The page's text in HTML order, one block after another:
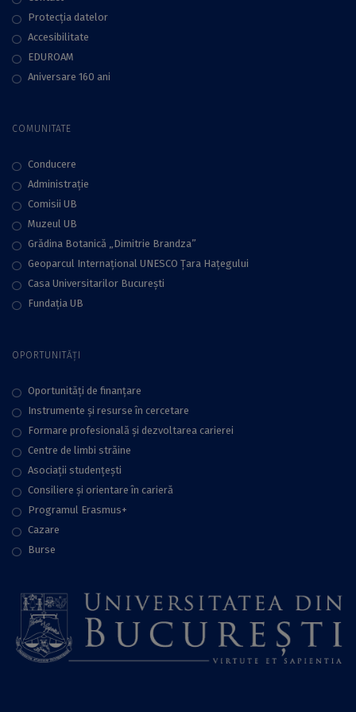
Protecţia datelor
Accesibilitate
EDUROAM
Aniversare 160 ani
COMUNITATE
Conducere
Administraţie
Comisii UB
Muzeul UB
Grădina Botanică „Dimitrie Brandza”
Geoparcul Internațional UNESCO Țara Hațegului
Casa Universitarilor București
Fundaţia UB
OPORTUNITĂȚI
Oportunități de finanțare
Instrumente și resurse în cercetare
Formare profesională și dezvoltarea carierei
Centre de limbi străine
Asociații studențești
Consiliere şi orientare în carieră
Programul Erasmus+
Cazare
Burse